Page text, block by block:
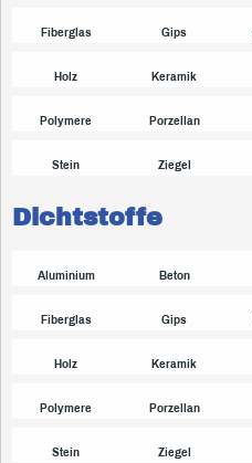
Fiberglas Gips
Holz Keramik
Polymere Porzellan
Stein Ziegel
Dichtstoffe
Aluminium Beton
Fiberglas Gips
Holz Keramik
Polymere Porzellan
Stein Ziegel